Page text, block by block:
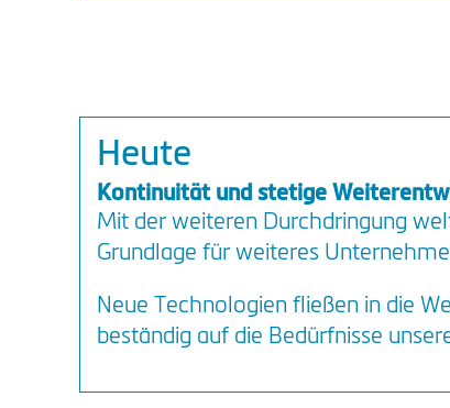
Heute
Kontinuität und stetige
Mit der weiteren Durchdringung
Grundlage für weiteres
Neue Technologien fließen in die
beständig auf die Bedürfnisse